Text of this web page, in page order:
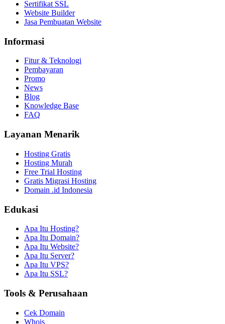
Sertifikat SSL
Website Builder
Jasa Pembuatan Website
Informasi
Fitur & Teknologi
Pembayaran
Promo
News
Blog
Knowledge Base
FAQ
Layanan Menarik
Hosting Gratis
Hosting Murah
Free Trial Hosting
Gratis Migrasi Hosting
Domain .id Indonesia
Edukasi
Apa Itu Hosting?
Apa Itu Domain?
Apa Itu Website?
Apa Itu Server?
Apa Itu VPS?
Apa Itu SSL?
Tools & Perusahaan
Cek Domain
Whois